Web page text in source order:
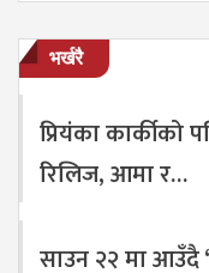
भर्खरै
प्रियंका कार्कीको
रिलिज, आमा र…
साउन २२ मा आउँदै